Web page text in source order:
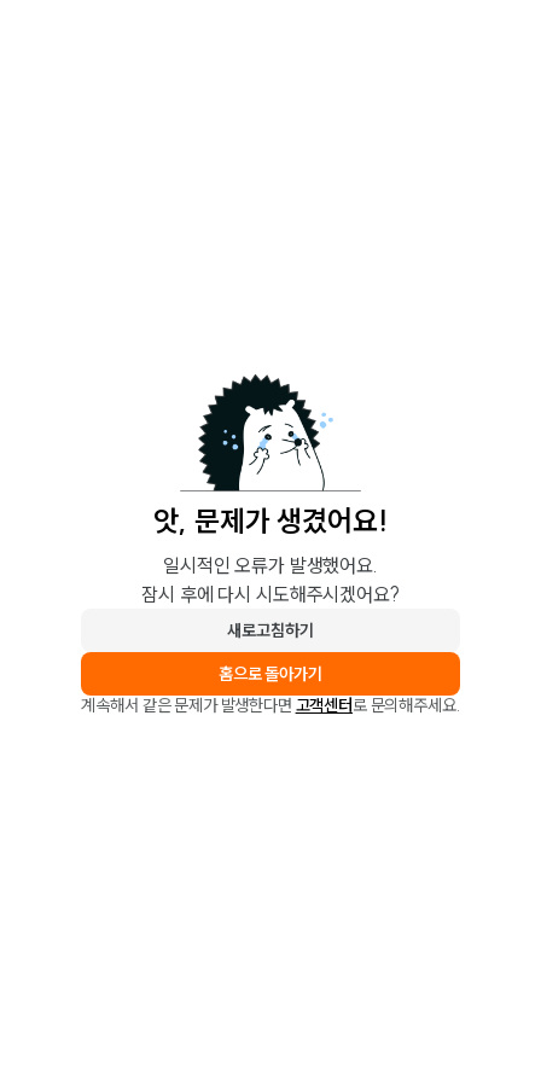
앗, 문제가 생겼어요!
일시적인 오류가 발생했어요.
잠시 후에 다시 시도해주시겠어요?
새로고침하기
홈으로 돌아가기
계속해서 같은 문제가 발생한다면 고객센터로 문의해주세요.